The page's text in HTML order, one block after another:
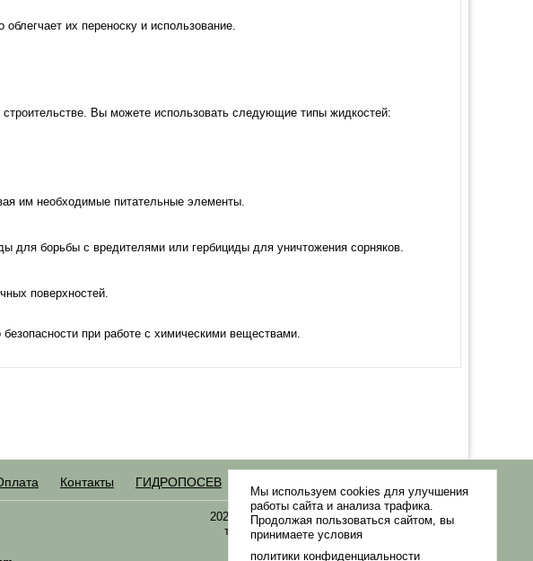
их переноску и использование.
Вы можете использовать следующие типы жидкостей:
им необходимые питательные элементы.
для борьбы с вредителями или гербициды для уничтожения сорняков.
поверхностей.
при работе с химическими веществами.
Контакты ГИДРОПОСЕВ
2021-2026 © «Газонная трава, семена газонных
трав: выбор удобрения и средства защиты в
Мы используем cookies для улучшения
работы сайта и анализа трафика.
Продолжая пользоваться сайтом, вы
принимаете условия
политики конфиденциальности